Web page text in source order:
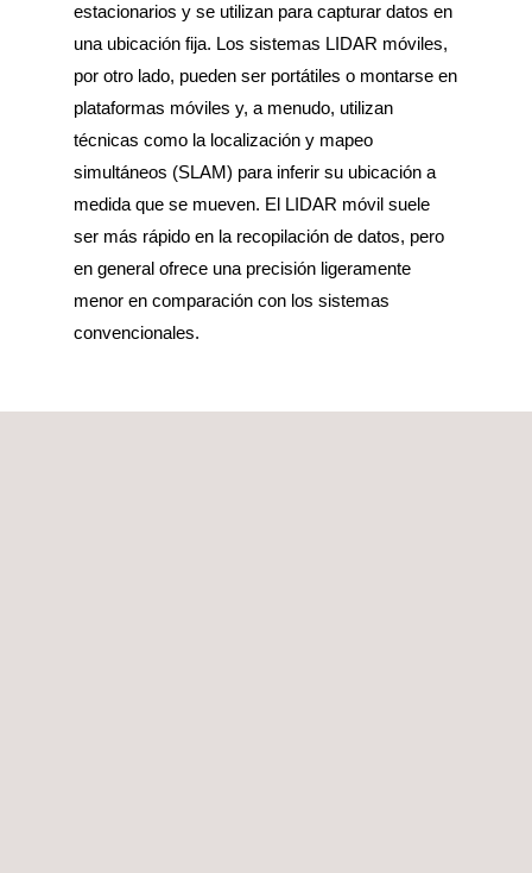
estacionarios y se utilizan para capturar datos en
una ubicación fija. Los sistemas LIDAR móviles,
por otro lado, pueden ser portátiles o montarse en
plataformas móviles y, a menudo, utilizan
técnicas como la localización y mapeo
simultáneos (SLAM) para inferir su ubicación a
medida que se mueven. El LIDAR móvil suele
ser más rápido en la recopilación de datos, pero
en general ofrece una precisión ligeramente
menor en comparación con los sistemas
convencionales.